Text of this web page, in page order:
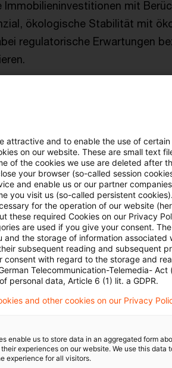
Immobilieninvestitionen mit
ökologische Stabilität mit
regulatorische Erwartungen
auf Immobilienobjektebene
für den Schutz und
am Objekt wirksam
Wertschöpfungskette einen
hat. Dieser
ebenfalls weitreichende
Maßnahmen stehts
in dem sich das Objekt
Objekt einschätzen lässt.
Kosten und Wirkungsprofilen
Die Zahlen und Erkenntnisse
der Arbeitsgruppe
Financial Disclosures (TNFD)
in den folgenden
attractive and to enable the use of
on our website. These are small text
of the cookies we use are deleted after
your browser (so-called session
and enable us or our partner
you visit us (so-called persistent
for the operation of our website
these required Cookies on our Privacy
are used if you give your consent.
and the storage of information associated
subsequent reading and subsequent
consent with regard to the storage and
Telecommunication-Telemedia- Act
personal data, Article 6 (1) lit. a GDPR.
and other cookies on our Privacy
enable us to store data in an aggregated form
experiences on our website. We use this data
experience for all visitors.